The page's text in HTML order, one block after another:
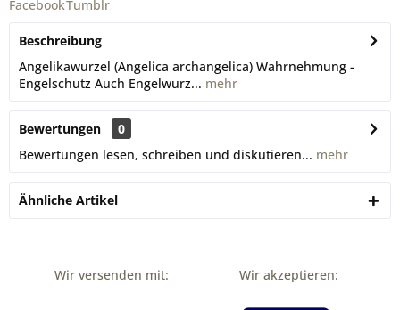
Beschreibung
Angelikawurzel (Angelica archangelica) Wahrnehmung -
Engelschutz Auch Engelwurz... mehr
Bewertungen
0
Bewertungen lesen, schreiben und diskutieren... mehr
Ähnliche Artikel
Wir versenden mit: Wir akzeptieren: